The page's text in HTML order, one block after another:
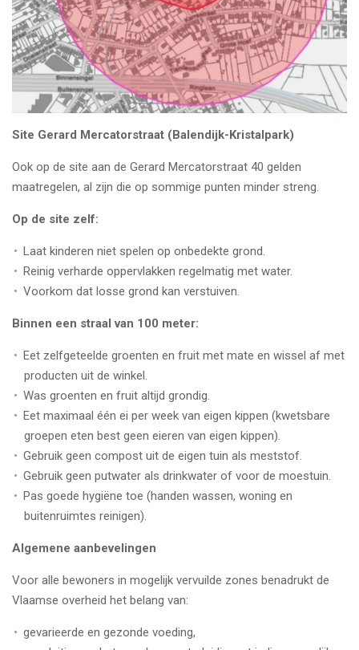
Site Gerard Mercatorstraat (Balendijk-Kristalpark)
Ook op de site aan de Gerard Mercatorstraat 40 gelden
maatregelen, al zijn die op sommige punten minder streng.
Op de site zelf:
Laat kinderen niet spelen op onbedekte grond.
Reinig verharde oppervlakken regelmatig met water.
Voorkom dat losse grond kan verstuiven.
Binnen een straal van 100 meter:
Eet zelfgeteelde groenten en fruit met mate en wissel af met
producten uit de winkel.
Was groenten en fruit altijd grondig.
Eet maximaal één ei per week van eigen kippen (kwetsbare
groepen eten best geen eieren van eigen kippen).
Gebruik geen compost uit de eigen tuin als meststof.
Gebruik geen putwater als drinkwater of voor de moestuin.
Pas goede hygiëne toe (handen wassen, woning en
buitenruimtes reinigen).
Algemene aanbevelingen
Voor alle bewoners in mogelijk vervuilde zones benadrukt de
Vlaamse overheid het belang van:
gevarieerde en gezonde voeding,